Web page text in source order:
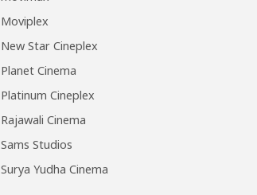
Moviplex
New Star Cineplex
Planet Cinema
Platinum Cineplex
Rajawali Cinema
Sams Studios
Surya Yudha Cinema